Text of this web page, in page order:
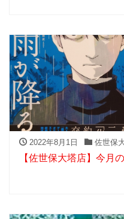
2022年8月1日 佐世保
【佐世保大塔店】今月